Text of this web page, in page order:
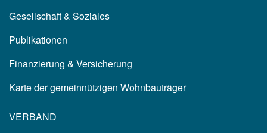
Gesellschaft & Soziales
Publikationen
Finanzierung & Versicherung
Karte der gemeinnützigen Wohnbauträger
VERBAND